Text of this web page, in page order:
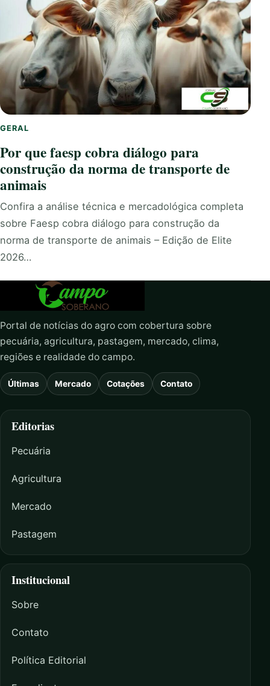
GERAL
Por que faesp cobra diálogo para
construção da norma de transporte de
animais
Confira a análise técnica e mercadológica completa
sobre Faesp cobra diálogo para construção da
norma de transporte de animais – Edição de Elite
2026…
Portal de notícias do agro com cobertura sobre
pecuária, agricultura, pastagem, mercado, clima,
regiões e realidade do campo.
Últimas Mercado Cotações Contato
Editorias
Pecuária
Agricultura
Mercado
Pastagem
Institucional
Sobre
Contato
Política Editorial